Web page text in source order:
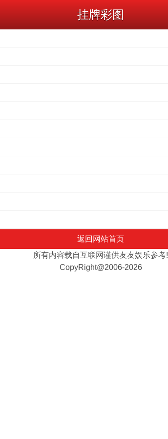
挂牌彩图
返回网站首页
所有内容载自互联网谨供友友娱乐参考!
CopyRight@2006-2026